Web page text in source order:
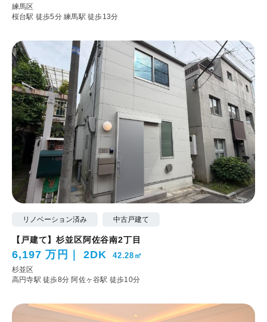
練馬区
桜台駅 徒歩5分練馬駅 徒歩13分
リノベーション済み 中古戸建て
【戸建て】杉並区阿佐谷南2丁目
6,197 万円 2DK 42.28㎡
杉並区
高円寺駅 徒歩8分阿佐ヶ谷駅 徒歩10分